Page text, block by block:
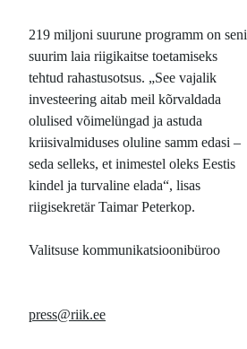
219 miljoni suurune programm on seni
suurim laia riigikaitse toetamiseks
tehtud rahastusotsus. „See vajalik
investeering aitab meil kõrvaldada
olulised võimelüngad ja astuda
kriisivalmiduses oluline samm edasi –
seda selleks, et inimestel oleks Eestis
kindel ja turvaline elada“, lisas
riigisekretär Taimar Peterkop.
Valitsuse kommunikatsioonibüroo
press@riik.ee